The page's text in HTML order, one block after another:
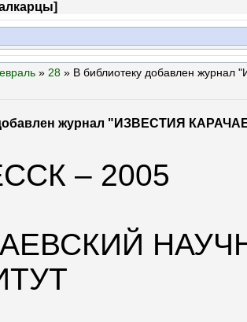
]
» 28 » В библиотеку добавлен
добавлен журнал "ИЗВЕСТИЯ
– 2005